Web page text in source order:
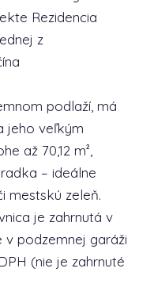
Rezidencia
z
podlaží, má
jeho veľkým
až 70,12 m²,
– ideálne
mestskú zeleň.
je zahrnutá v
v podzemnej garáži
(nie je zahrnuté